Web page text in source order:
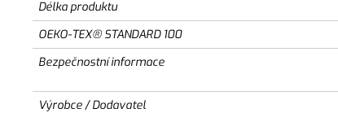
Délka produktu
OEKO-TEX® STANDARD 100
Bezpečnostní informace
Výrobce / Dodavatel